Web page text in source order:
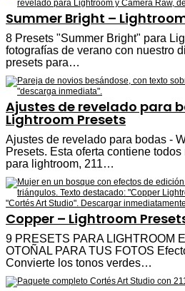
Summer Bright –
8 Presets "Summer Bright" para
fotografías de verano con nuestro
presets para…
Ajustes de revelado para
Lightroom Presets
Ajustes de revelado para bodas -
Presets. Esta oferta contiene
para lightroom, 211…
Copper – Lightroom
9 PRESETS PARA LIGHTROOM
OTOÑAL PARA TUS FOTOS
Convierte los tonos verdes…